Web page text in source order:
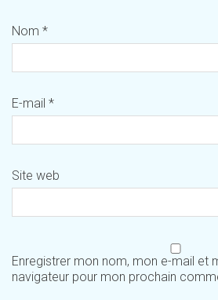
Nom *
E-mail *
Site web
Enregistrer mon nom, mon e-mail et
navigateur pour mon prochain